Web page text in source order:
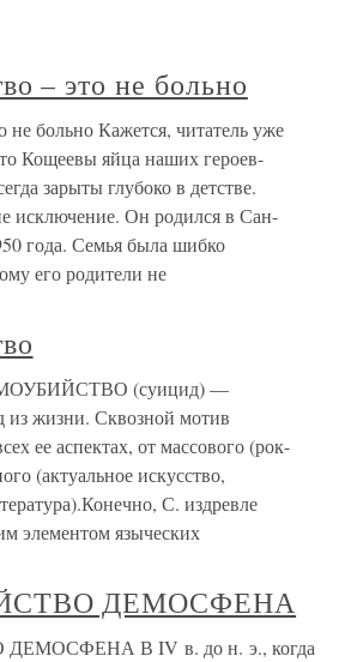
– это не больно
не больно Кажется, читатель уже
Кощеевы яйца наших героев-
зарыты глубоко в детстве.
исключение. Он родился в Сан-
года. Семья была шибко
его родители не
(суицид) —
из жизни. Сквозной мотив
ее аспектах, от массового (рок-
(актуальное искусство,
С. издревле
элементом языческих
ДЕМОСФЕНА
В IV в. до н. э., когда